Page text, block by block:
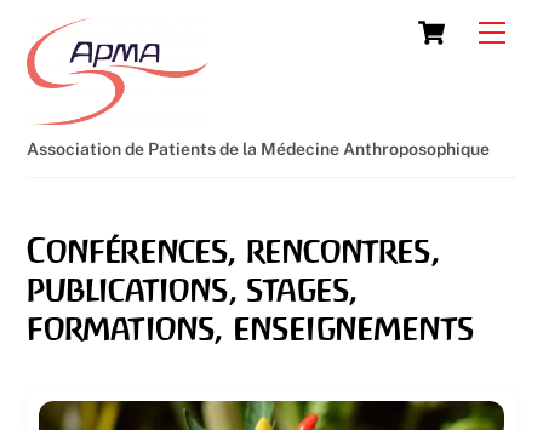
content
Cart
Association de Patients de la Médecine Anthroposophique
Conférences, rencontres,
publications, stages,
formations, enseignements